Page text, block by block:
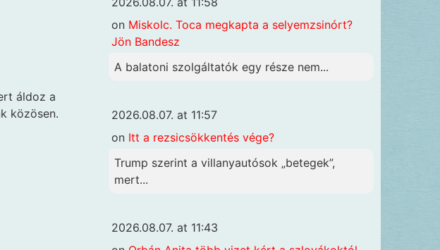
áldoz a
közösen.
on Miskolc. Toca megkapta a selyemzsinórt?
Jön Bandesz
A balatoni szolgáltatók egy része nem...
2026.08.07. at 11:57
on Itt a rezsicsökkentés vége?
Trump szerint a villanyautósok „betegek”,
mert...
2026.08.07. at 11:43